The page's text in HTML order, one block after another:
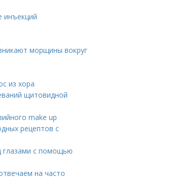
инъекций
морщины вокруг
из хора
щитовидной
make up
рецептов с
глазами с помощью
на часто